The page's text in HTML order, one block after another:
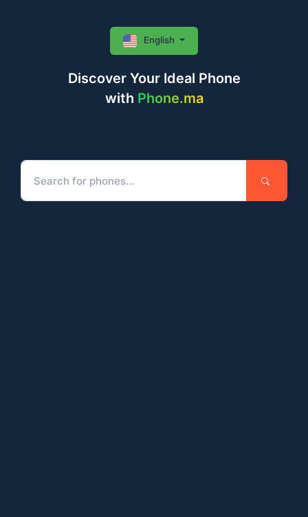
Discover Your Ideal Phone
with Phone.ma
English